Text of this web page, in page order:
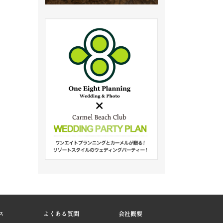
よくある質問 会社概要